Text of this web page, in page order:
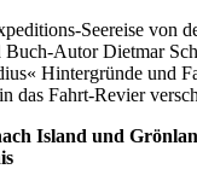
Seereise von
Autor Dietmar
Hintergründe und
das Fahrt-Revier
Island und